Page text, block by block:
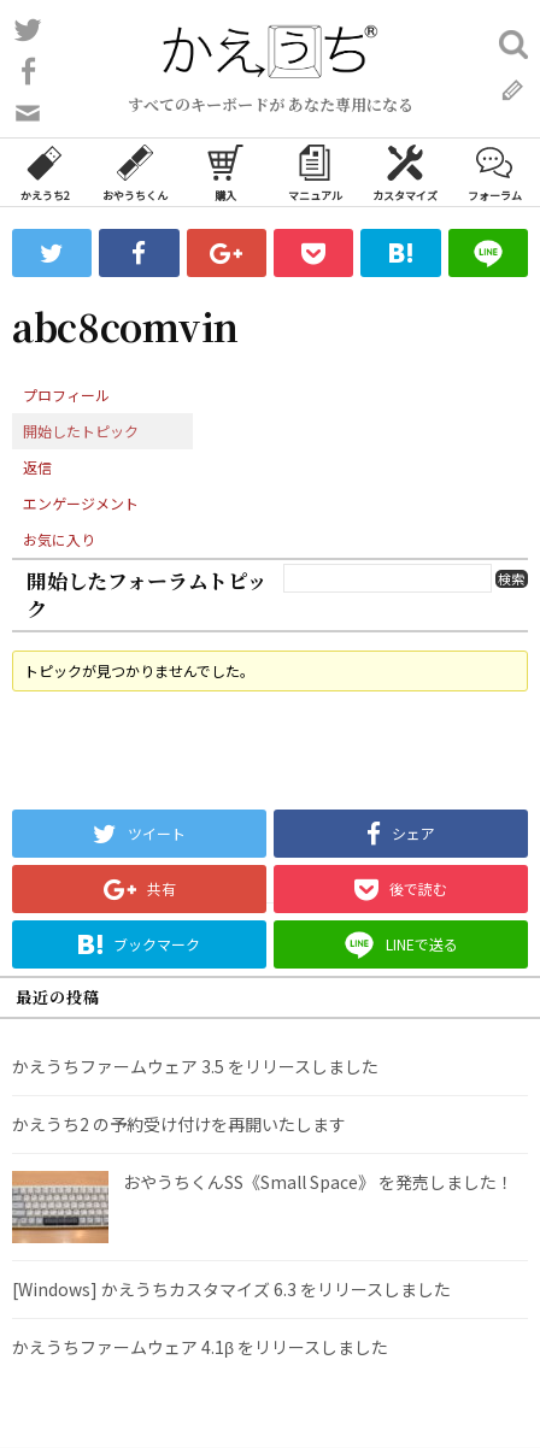
コ
ン
ン
ツ
ス
ッ
すべてのキーボードが あなた専用になる
い
合
わ
フ
ォ
ム
検
索:
かえうち2 おやうちくん 購入 マニュアル カスタマイズ フォーラム
abc8comvin
プロフィール
開始したトピック
返信
エンゲージメント
お気に入り
開始したフォーラムトピッ
ク
トピックが見つかりませんでした。
ツイート シェア
共有 後で読む
ブックマーク LINEで送る
最近の投稿
かえうちファームウェア 3.5 をリリースしました
かえうち2 の予約受け付けを再開いたします
おやうちくんSS《Small Space》 を発売しました！
[Windows] かえうちカスタマイズ 6.3 をリリースしました
かえうちファームウェア 4.1β をリリースしました